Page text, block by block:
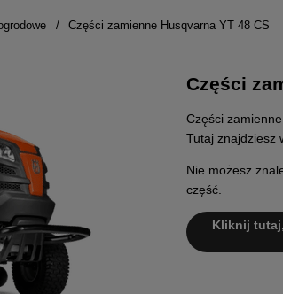
Części zamienne Husqvarna YT 48 CS
Części
Części
Tutaj znajdziesz
Nie możesz
część.
Kliknij